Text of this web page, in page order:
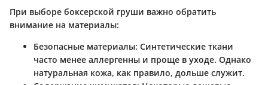
При выборе боксерской груши важно обратить
внимание на материалы:
Безопасные материалы: Синтетические ткани
часто менее аллергенны и проще в уходе. Однако
натуральная кожа, как правило, дольше служит.